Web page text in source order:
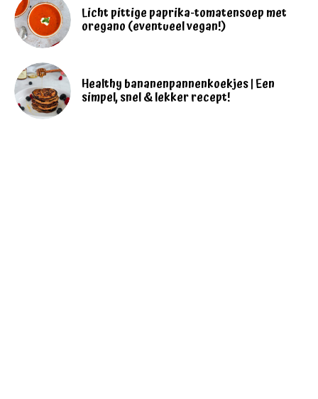
Licht pittige paprika-tomatensoep met
oregano (eventueel vegan!)
Healthy bananenpannenkoekjes | Een
simpel, snel & lekker recept!